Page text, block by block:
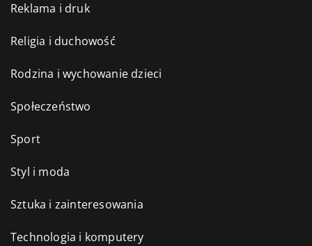
Reklama i druk
Religia i duchowość
Rodzina i wychowanie dzieci
Społeczeństwo
Sport
Styl i moda
Sztuka i zainteresowania
Technologia i komputery